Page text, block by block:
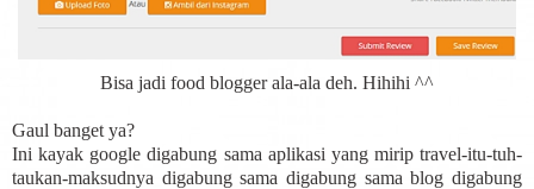
Bisa jadi food blogger ala-ala deh. Hihihi ^^
Gaul banget ya?
Ini kayak google digabung sama aplikasi yang mirip travel-itu-tuh-
taukan-maksudnya digabung sama digabung sama blog digabung